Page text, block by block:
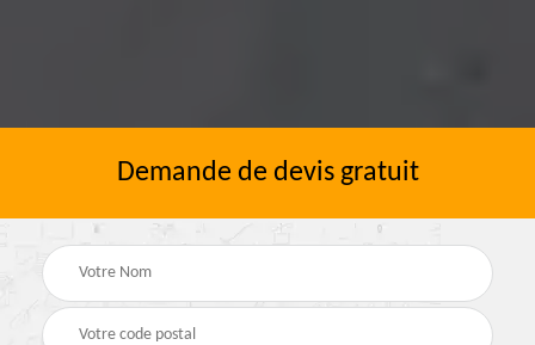
Demande de devis gratuit